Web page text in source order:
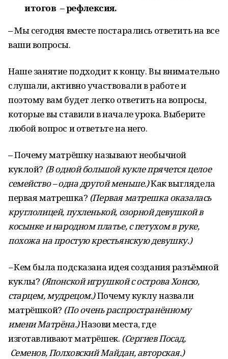
итогов – рефлексия.
–Мы сегодня вместе постарались ответить на все
ваши вопросы.
Наше занятие подходит к концу. Вы внимательно
слушали, активно участвовали в работе и
поэтому вам будет легко ответить на вопросы,
которые вы ставили в начале урока. Выберите
любой вопрос и ответьте на него.
–Почему матрёшку называют необычной
куклой? (В одной большой кукле прячется целое
семейство – одна другой меньше.)Как выглядела
первая матрешка? (Первая матрешка оказалась
круглолицей, пухленькой, озорной девушкой в
косынке и народном платье, с петухом в руке,
похожа на простую крестьянскую девушку.)
–Кем была подсказана идея создания разъёмной
куклы? (Японской игрушкой с острова Хонсю,
старцем, мудрецом.)Почему куклу назвали
матрёшкой? (По очень распространённому
имени Матрёна.)Назови места, где
изготавливают матрёшек. (Сергиев Посад,
Семенов, Полховский Майдан, авторская.)